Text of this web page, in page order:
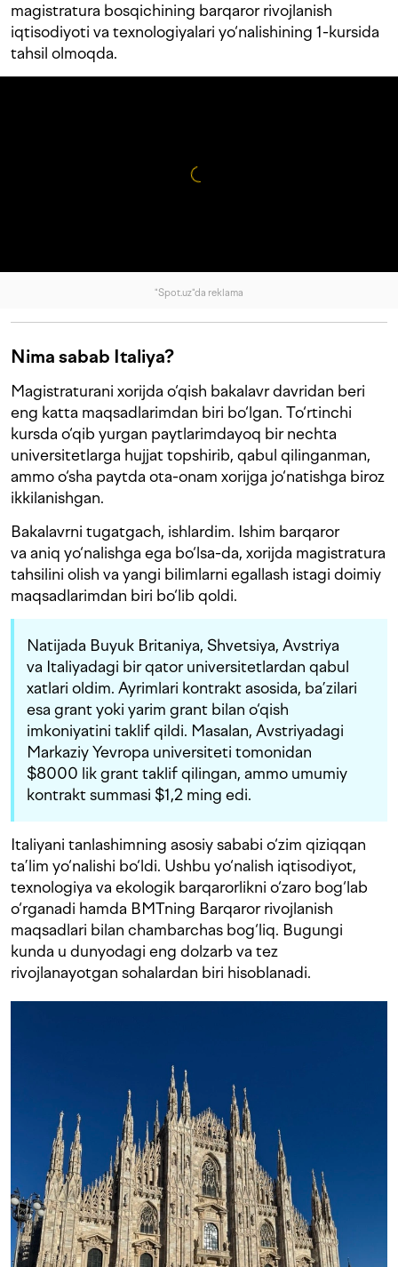
magistratura bosqichining barqaror rivojlanish
iqtisodiyoti va texnologiyalari yo‘nalishining 1-kursida
tahsil olmoqda.
"Spot.uz"da reklama
Nima sabab Italiya?
Magistraturani xorijda o‘qish bakalavr davridan beri
eng katta maqsadlarimdan biri bo‘lgan. To‘rtinchi
kursda o‘qib yurgan paytlarimdayoq bir nechta
universitetlarga hujjat topshirib, qabul qilinganman,
ammo o‘sha paytda ota-onam xorijga jo‘natishga biroz
ikkilanishgan.
Bakalavrni tugatgach, ishlardim. Ishim barqaror
va aniq yo‘nalishga ega bo‘lsa-da, xorijda magistratura
tahsilini olish va yangi bilimlarni egallash istagi doimiy
maqsadlarimdan biri bo‘lib qoldi.
Natijada Buyuk Britaniya, Shvetsiya, Avstriya
va Italiyadagi bir qator universitetlardan qabul
xatlari oldim. Ayrimlari kontrakt asosida, ba’zilari
esa grant yoki yarim grant bilan o‘qish
imkoniyatini taklif qildi. Masalan, Avstriyadagi
Markaziy Yevropa universiteti tomonidan
$8000 lik grant taklif qilingan, ammo umumiy
kontrakt summasi $1,2 ming edi.
Italiyani tanlashimning asosiy sababi o‘zim qiziqqan
ta’lim yo‘nalishi bo‘ldi. Ushbu yo‘nalish iqtisodiyot,
texnologiya va ekologik barqarorlikni o‘zaro bog‘lab
o‘rganadi hamda BMTning Barqaror rivojlanish
maqsadlari bilan chambarchas bog‘liq. Bugungi
kunda u dunyodagi eng dolzarb va tez
rivojlanayotgan sohalardan biri hisoblanadi.